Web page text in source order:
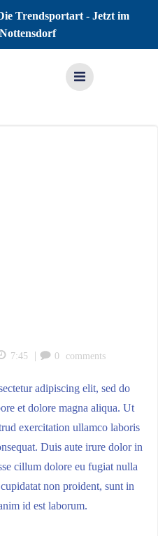
Trendsportart - Jetzt im
7:45 | 0 comments
adipiscing elit, sed do
et dolore magna aliqua. Ut
exercitation ullamco laboris
Duis aute irure dolor in
cillum dolore eu fugiat nulla
non proident, sunt in
id est laborum.